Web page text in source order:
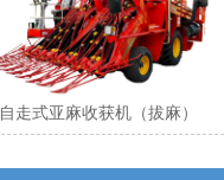
液
自走式亚麻收获机（拔麻）